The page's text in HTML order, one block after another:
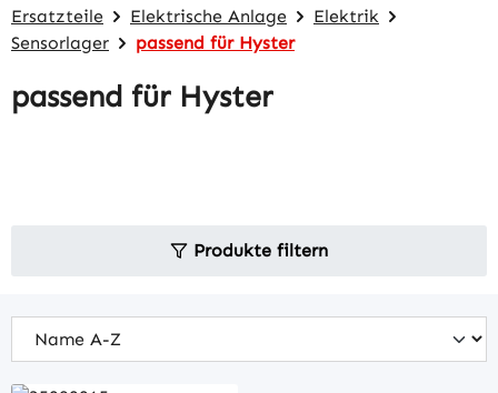
Ersatzteile Elektrische Anlage
Elektrik
Sensorlager
passend für Hyster
passend für Hyster
Produkte filtern